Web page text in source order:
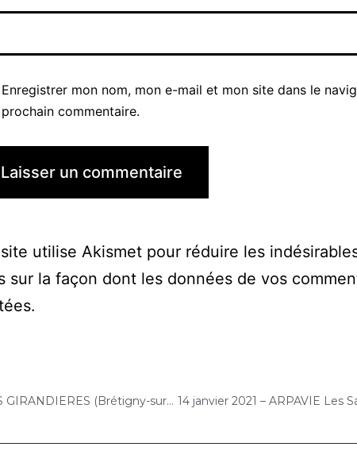
Enregistrer mon nom, mon e-mail et mon site dans le
prochain commentaire.
utilise Akismet pour réduire les
sur la façon dont les données de vos
.
11 janvier 2021 – LES GIRANDIERES (Brétigny-sur-Orge) : Atelier « Chantons Ensemble » Les Rois